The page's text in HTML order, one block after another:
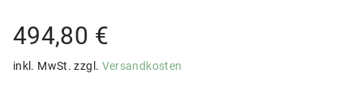
494,80 €
inkl. MwSt. zzgl. Versandkosten